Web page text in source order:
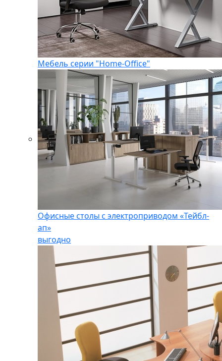
Мебель серии "Home-Office"
Офисные столы с электроприводом «Тейбл-
ап»
выгодно